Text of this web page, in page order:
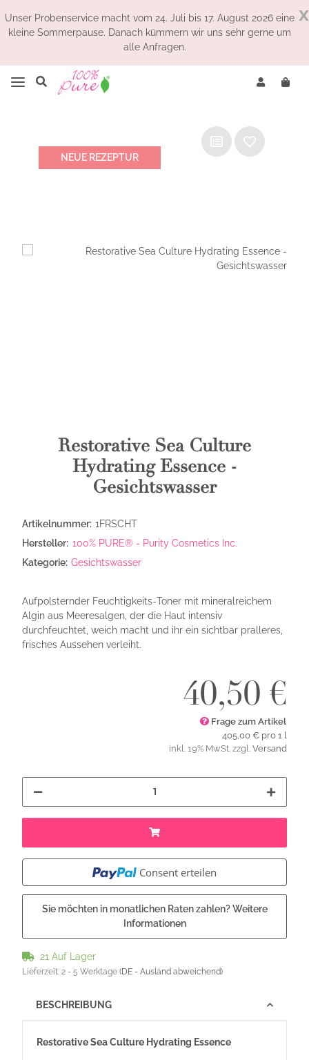
x
Unser Probenservice macht vom 24. Juli bis 17. August 2026 eine
kleine Sommerpause. Danach kümmern wir uns sehr gerne um
alle Anfragen.
NEUE REZEPTUR
Restorative Sea Culture
Hydrating Essence -
Gesichtswasser
Artikelnummer: 1FRSCHT
Hersteller: 100% PURE® - Purity Cosmetics Inc.
Kategorie: Gesichtswasser
Aufpolsternder Feuchtigkeits‑Toner mit mineralreichem
Algin aus Meeresalgen, der die Haut intensiv
durchfeuchtet, weich macht und ihr ein sichtbar pralleres,
frisches Aussehen verleiht.
40,50 €
Frage zum Artikel
405,00 € pro 1 l
inkl. 19% MwSt. zzgl. Versand
Consent erteilen
Sie möchten in monatlichen Raten zahlen?Weitere
Informationen
21 Auf Lager
Lieferzeit: 2 - 5 Werktage (DE - Ausland abweichend)
BESCHREIBUNG
Restorative Sea Culture Hydrating Essence